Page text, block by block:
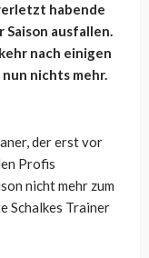
habende
Saison ausfallen.
nach einigen
nichts mehr.
der erst vor
Profis
nicht mehr zum
Schalkes Trainer